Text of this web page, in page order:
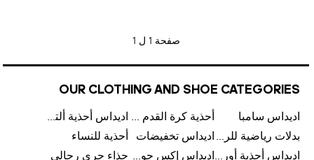
صفحة 1 ل 1
OUR CLOTHING AND SHOE CATEGORIES
اديداس سامبا أحذية كرة القدم للرجال
اديداس أحذية ألترا بوست للرجال
بدلات رياضية للرجال اديداس تخفيضات
أحذية للنساء
اديداس أحذية أورجينالز
اديداس إكس جود بيلينغهام حذاء جري رجالي